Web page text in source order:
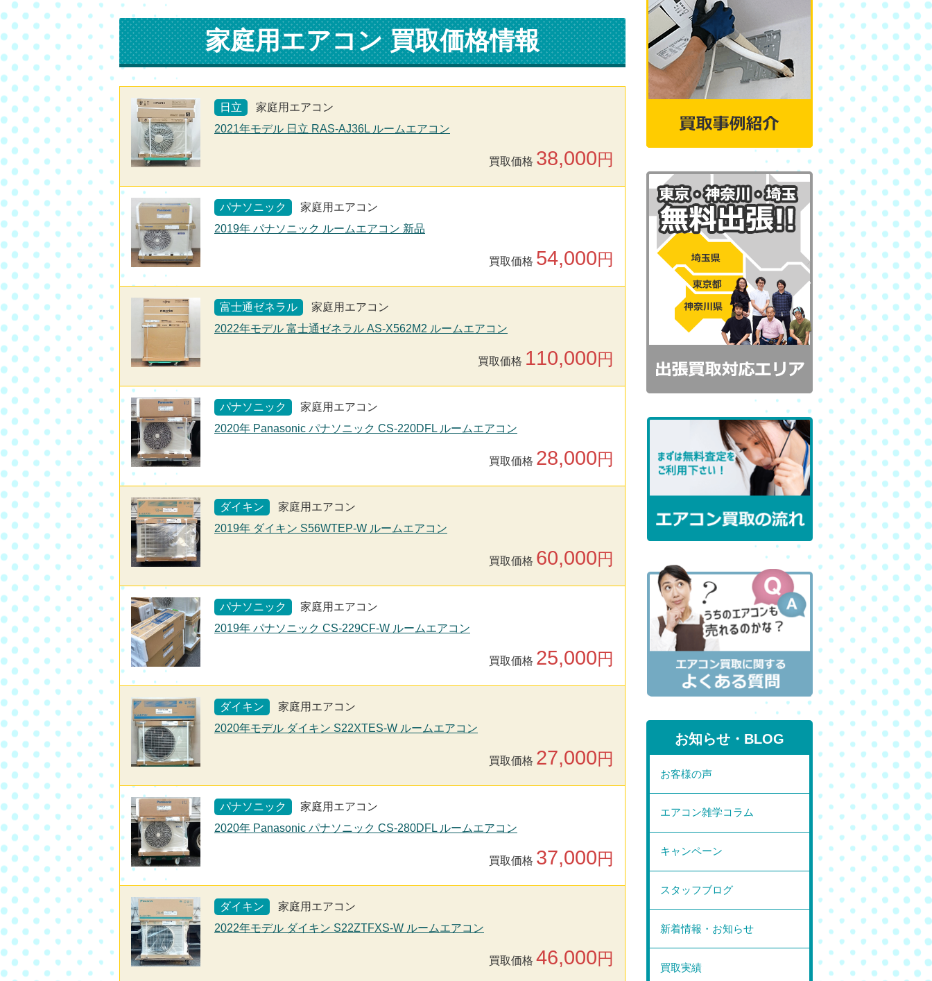
家庭用エアコン 買取価格情報
日立
家庭用エアコン
2021年モデル 日立 RAS-AJ36L ルームエアコン
買取価格 38,000円
パナソニック
家庭用エアコン
2019年 パナソニック ルームエアコン 新品
買取価格 54,000円
富士通ゼネラル
家庭用エアコン
2022年モデル 富士通ゼネラル AS-X562M2 ルームエアコン
買取価格 110,000円
パナソニック
家庭用エアコン
2020年 Panasonic パナソニック CS-220DFL ルームエアコン
買取価格 28,000円
ダイキン
家庭用エアコン
2019年 ダイキン S56WTEP-W ルームエアコン
買取価格 60,000円
パナソニック
家庭用エアコン
2019年 パナソニック CS-229CF-W ルームエアコン
買取価格 25,000円
ダイキン
家庭用エアコン
2020年モデル ダイキン S22XTES-W ルームエアコン
買取価格 27,000円
パナソニック
家庭用エアコン
2020年 Panasonic パナソニック CS-280DFL ルームエアコン
買取価格 37,000円
ダイキン
家庭用エアコン
2022年モデル ダイキン S22ZTFXS-W ルームエアコン
買取価格 46,000円
お知らせ・BLOG
お客様の声
エアコン雑学コラム
キャンペーン
スタッフブログ
新着情報・お知らせ
買取実績